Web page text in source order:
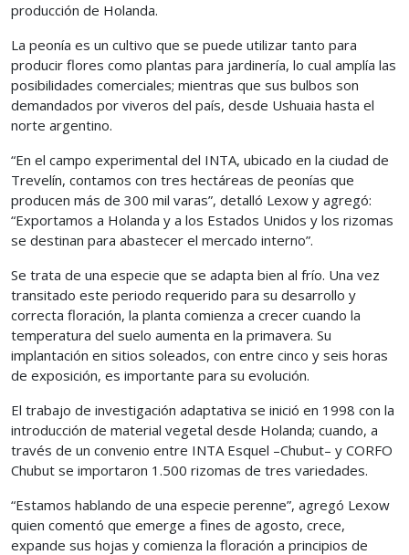
producción de Holanda.
La peonía es un cultivo que se puede utilizar tanto para
producir flores como plantas para jardinería, lo cual amplía las
posibilidades comerciales; mientras que sus bulbos son
demandados por viveros del país, desde Ushuaia hasta el
norte argentino.
“En el campo experimental del INTA, ubicado en la ciudad de
Trevelín, contamos con tres hectáreas de peonías que
producen más de 300 mil varas”, detalló Lexow y agregó:
“Exportamos a Holanda y a los Estados Unidos y los rizomas
se destinan para abastecer el mercado interno”.
Se trata de una especie que se adapta bien al frío. Una vez
transitado este periodo requerido para su desarrollo y
correcta floración, la planta comienza a crecer cuando la
temperatura del suelo aumenta en la primavera. Su
implantación en sitios soleados, con entre cinco y seis horas
de exposición, es importante para su evolución.
El trabajo de investigación adaptativa se inició en 1998 con la
introducción de material vegetal desde Holanda; cuando, a
través de un convenio entre INTA Esquel –Chubut– y CORFO
Chubut se importaron 1.500 rizomas de tres variedades.
“Estamos hablando de una especie perenne”, agregó Lexow
quien comentó que emerge a fines de agosto, crece,
expande sus hojas y comienza la floración a principios de